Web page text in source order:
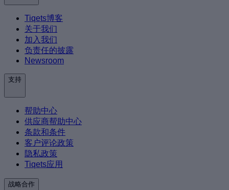
Tiqets博客
关于我们
加入我们
负责任的披露
Newsroom
支持
帮助中心
供应商帮助中心
条款和条件
客户评论政策
隐私政策
Tiqets应用
战略合作